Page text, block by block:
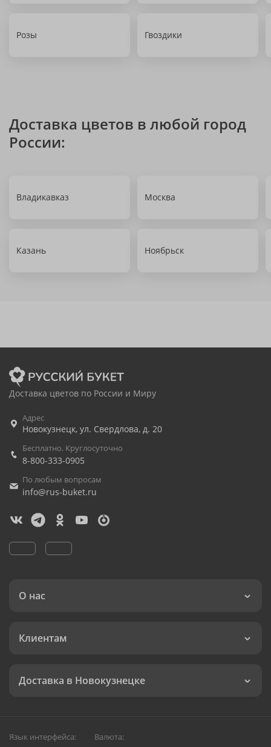
Розы Гвоздики
Доставка цветов в любой город
России:
Владикавказ Москва
Казань Ноябрьск
Доставка цветов по России и Миру
Адрес
Новокузнецк, ул. Свердлова, д. 20
Бесплатно. Круглосуточно
8-800-333-0905
По любым вопросам
info@rus-buket.ru
О нас
Клиентам
Доставка в Новокузнецке
Язык интерфейса: Валюта: